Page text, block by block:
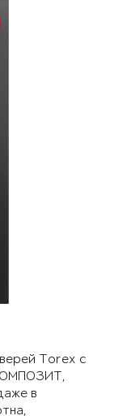
Torex с
в